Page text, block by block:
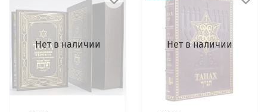
Нет в наличии Нет в наличии